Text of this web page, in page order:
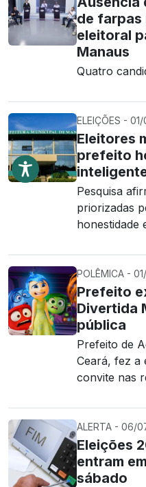
de farpas
eleitoral
Manaus
Quatro
ELEIÇÕES -
Eleitores
prefeito
Pesquisa
priorizadas
honestidade
POLÊMICA -
Prefeito
Divertida
pública
Prefeito de
Ceará, fez a
convite nas
ALERTA - 06/
Eleições
entram
sábado